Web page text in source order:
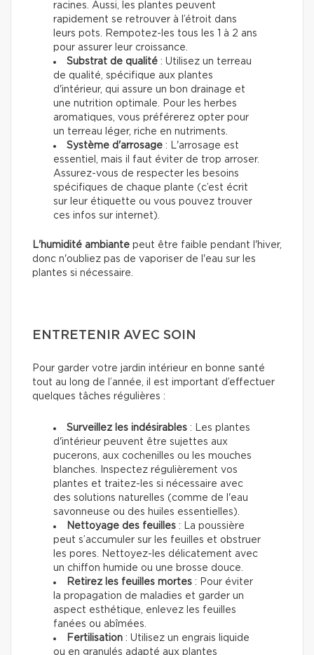
racines. Aussi, les plantes peuvent
rapidement se retrouver à l’étroit dans
leurs pots. Rempotez-les tous les 1 à 2 ans
pour assurer leur croissance.
Substrat de qualité : Utilisez un terreau
de qualité, spécifique aux plantes
d'intérieur, qui assure un bon drainage et
une nutrition optimale. Pour les herbes
aromatiques, vous préférerez opter pour
un terreau léger, riche en nutriments.
Système d'arrosage : L'arrosage est
essentiel, mais il faut éviter de trop arroser.
Assurez-vous de respecter les besoins
spécifiques de chaque plante (c’est écrit
sur leur étiquette ou vous pouvez trouver
ces infos sur internet).
L'humidité ambiante peut être faible pendant l'hiver,
donc n'oubliez pas de vaporiser de l'eau sur les
plantes si nécessaire.
ENTRETENIR AVEC SOIN
Pour garder votre jardin intérieur en bonne santé
tout au long de l’année, il est important d’effectuer
quelques tâches régulières :
Surveillez les indésirables : Les plantes
d'intérieur peuvent être sujettes aux
pucerons, aux cochenilles ou les mouches
blanches. Inspectez régulièrement vos
plantes et traitez-les si nécessaire avec
des solutions naturelles (comme de l'eau
savonneuse ou des huiles essentielles).
Nettoyage des feuilles : La poussière
peut s’accumuler sur les feuilles et obstruer
les pores. Nettoyez-les délicatement avec
un chiffon humide ou une brosse douce.
Retirez les feuilles mortes : Pour éviter
la propagation de maladies et garder un
aspect esthétique, enlevez les feuilles
fanées ou abîmées.
Fertilisation : Utilisez un engrais liquide
ou en granulés adapté aux plantes